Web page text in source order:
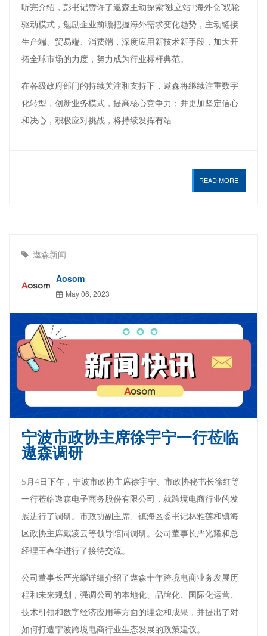
听完介绍，彭书记赞许了遨森主动探索“独立站+海外仓”双轮
驱动模式，勉励企业前瞻把握海外需求变化趋势，主动链接
生产端、贸易端、消费端，深度应用新技术新手段，加大开
拓全球市场的力度，努力成为行业标杆典范。
在各级政府部门的持续关注和支持下，遨森将继续注重数字
化转型，创新业务模式，提高核心竞争力；并更加坚定信心
和决心，积极应对挑战，将持续发挥有站
READ MORE
遨森新闻
Aosom
May 06, 2023
宁波市政协主席徐宇宁一行莅临
遨森调研
5月4日下午，宁波市政协主席徐宇宁、市政协秘书长徐红等
一行莅临遨森电子商务股份有限公司，就跨境电商行业的发
展进行了调研。市政协副主席、镇海区委书记林雅莲和镇海
区政协主席戴凌云等领导陪同调研。公司董事长严光耀和总
经理王春华进行了接待交流。
公司董事长严光耀详细介绍了遨森十年跨境电商业务发展历
程和未来规划，强调公司的本地化、品牌化、国际化运营、
技术引领和数字经济应用等方面的理念和成果，并提出了对
如何打造宁波跨境电商行业生态发展的政策建议。